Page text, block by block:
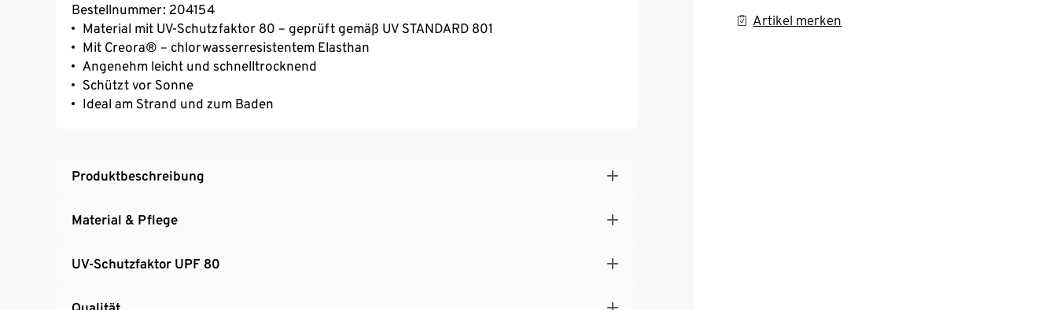
Artikel merken
Bestellnummer: 204154
Material mit UV-Schutzfaktor 80 – geprüft gemäß UV STANDARD 801
Mit Creora® – chlorwasserresistentem Elasthan
Angenehm leicht und schnelltrocknend
Schützt vor Sonne
Ideal am Strand und zum Baden
Produktbeschreibung
Material & Pflege
UV-Schutzfaktor UPF 80